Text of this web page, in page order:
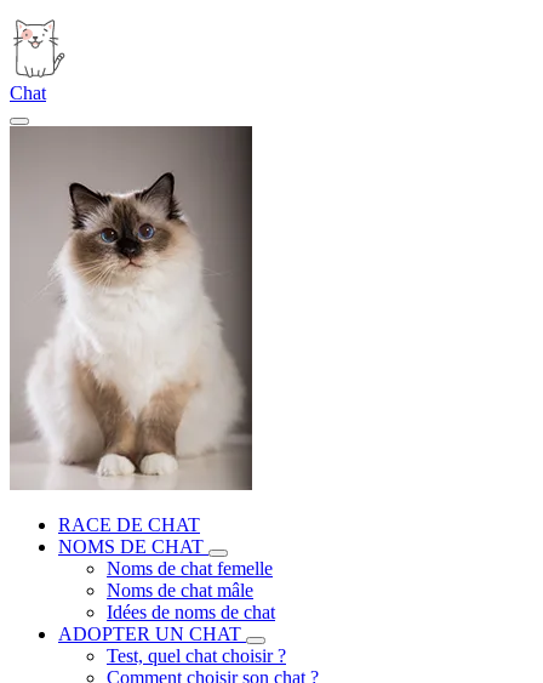
Chat
RACE DE CHAT
NOMS DE CHAT
Noms de chat femelle
Noms de chat mâle
Idées de noms de chat
ADOPTER UN CHAT
Test, quel chat choisir ?
Comment choisir son chat ?